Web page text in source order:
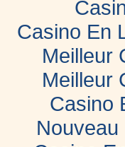
Casino En
Meilleur
Meilleur
Casino